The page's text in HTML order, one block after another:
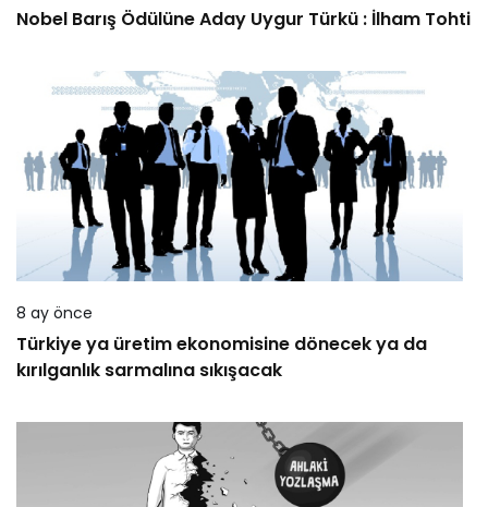
Nobel Barış Ödülüne Aday Uygur Türkü : İlham Tohti
8 ay önce
Türkiye ya üretim ekonomisine dönecek ya da
kırılganlık sarmalına sıkışacak